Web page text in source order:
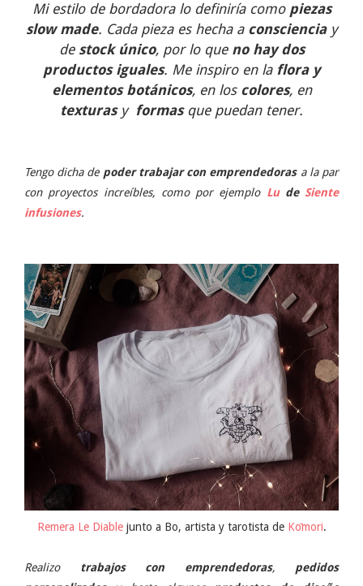
Mi estilo de bordadora lo definiría como piezas
slow made. Cada pieza es hecha a conscienciay
de stock único, por lo que no hay dos
productos iguales. Me inspiro en la flora y
elementos botánicos, en los colores, en
texturasy formasque puedan tener.
Tengo dicha de poder trabajar con emprendedorasa la par
con proyectos increíbles, como por ejemplo Lude Siente
infusiones.
Remera Le Diablejunto a Bo, artista y tarotista de Komori.
Realizo trabajos con emprendedoras, pedidos